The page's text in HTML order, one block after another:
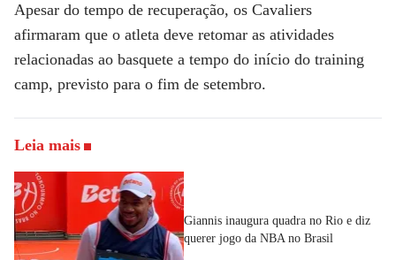
Apesar do tempo de recuperação, os Cavaliers
afirmaram que o atleta deve retomar as atividades
relacionadas ao basquete a tempo do início do training
camp, previsto para o fim de setembro.
Leia mais
Giannis inaugura quadra no Rio e diz
querer jogo da NBA no Brasil